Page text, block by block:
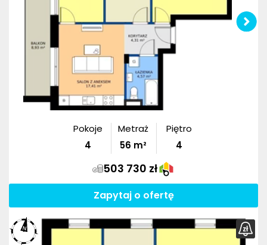
Pokoje
4
Metraż
56 m²
Piętro
4
503 730 zł
Zapytaj o ofertę